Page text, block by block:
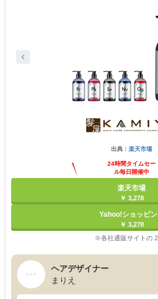
出典： 楽天市場
24時間タイムセー
ル毎日開催中
楽天市場
￥ 3,278
Yahoo!ショッピ
￥ 3,278
※各社通販サイトの
ヘアデザイナー
まりえ